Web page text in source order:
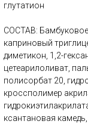
глутатион
СОСТАВ:
каприновый
диметикон, 1,2-
цетеарилоливат,
полисорбат 20,
кроссполимер
ксантановая